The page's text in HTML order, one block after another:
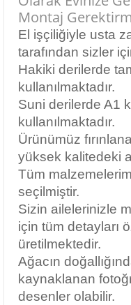
Montaj
El işçiliğiyle usta
tarafından sizler
Hakiki derilerde
kullanılmaktadır.
Suni derilerde A1
kullanılmaktadır.
Ürünümüz
yüksek kalitedeki
Tüm
seçilmiştir.
Sizin ailelerinizle
için tüm detayları
üretilmektedir.
Ağacın
kaynaklanan
desenler olabilir.